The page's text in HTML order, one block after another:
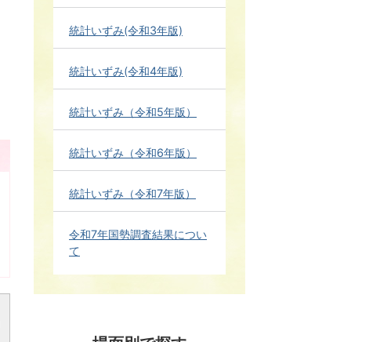
統計いずみ(令和3年版)
統計いずみ(令和4年版)
統計いずみ（令和5年版）
統計いずみ（令和6年版）
統計いずみ（令和7年版）
令和7年国勢調査結果につい
て